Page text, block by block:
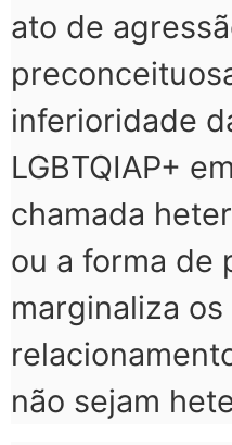
ato de
inferioridade
LGBTQIAP+
chamada
ou a forma de
marginaliza os
não sejam